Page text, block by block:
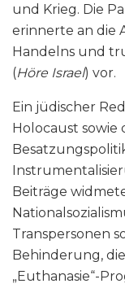
und Krieg. Die
erinnerte an die
Handelns und
(Höre Israel) vor.
Ein jüdischer
Holocaust sowie
Beiträge
Transpersonen
Behinderung,
„Euthanasie“-